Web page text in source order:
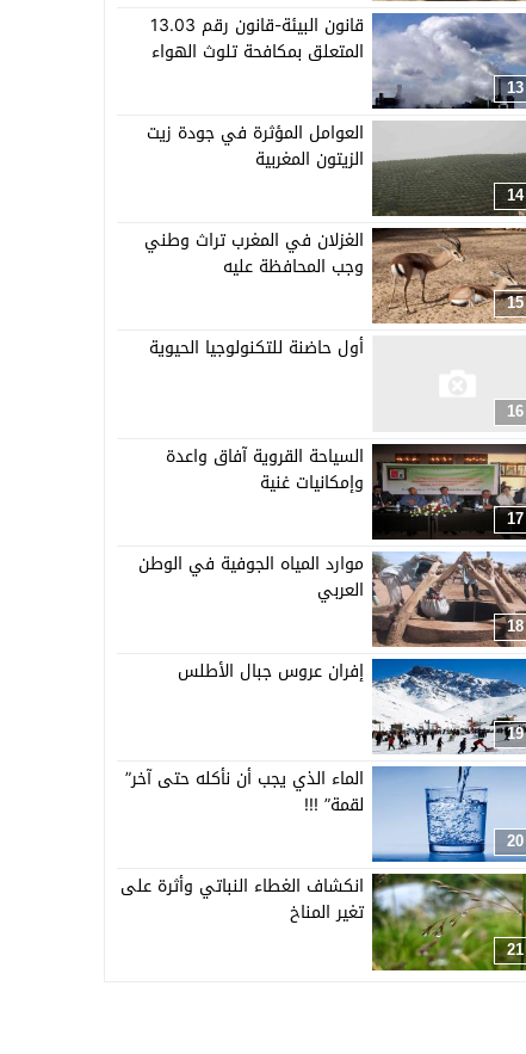
13
قانون البيئة-قانون رقم 13.03
المتعلق بمكافحة تلوث الهواء
14
العوامل المؤثرة في جودة زيت
الزيتون المغربية
15
الغزلان في المغرب تراث وطني
وجب المحافظة عليه
16
أول حاضنة للتكنولوجيا الحيوية
17
السياحة القروية آفاق واعدة
وإمكانيات غنية
18
موارد المياه الجوفية في الوطن
العربي
19
إفران عروس جبال الأطلس
20
الماء الذي يجب أن نأكله حتى آخر”
لقمة” !!!
21
انكشاف الغطاء النباتي وأثرة على
تغير المناخ